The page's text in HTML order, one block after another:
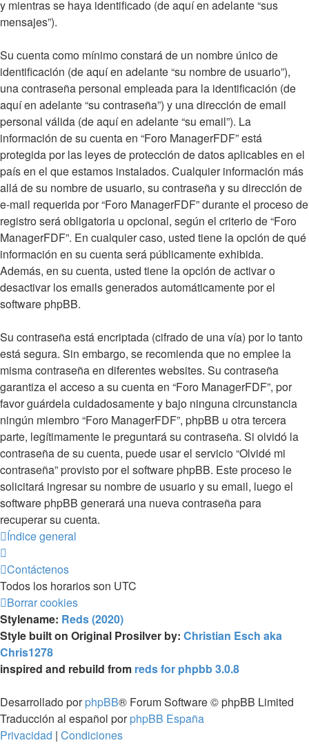
y mientras se haya identificado (de aquí en adelante “sus
mensajes”).
Su cuenta como mínimo constará de un nombre único de
identificación (de aquí en adelante “su nombre de usuario”),
una contraseña personal empleada para la identificación (de
aquí en adelante “su contraseña”) y una dirección de email
personal válida (de aquí en adelante “su email”). La
información de su cuenta en “Foro ManagerFDF” está
protegida por las leyes de protección de datos aplicables en el
país en el que estamos instalados. Cualquier información más
allá de su nombre de usuario, su contraseña y su dirección de
e-mail requerida por “Foro ManagerFDF” durante el proceso de
registro será obligatoria u opcional, según el criterio de “Foro
ManagerFDF”. En cualquier caso, usted tiene la opción de qué
información en su cuenta será públicamente exhibida.
Además, en su cuenta, usted tiene la opción de activar o
desactivar los emails generados automáticamente por el
software phpBB.
Su contraseña está encriptada (cifrado de una vía) por lo tanto
está segura. Sin embargo, se recomienda que no emplee la
misma contraseña en diferentes websites. Su contraseña
garantiza el acceso a su cuenta en “Foro ManagerFDF”, por
favor guárdela cuidadosamente y bajo ninguna circunstancia
ningún miembro “Foro ManagerFDF”, phpBB u otra tercera
parte, legítimamente le preguntará su contraseña. Si olvidó la
contraseña de su cuenta, puede usar el servicio “Olvidé mi
contraseña” provisto por el software phpBB. Este proceso le
solicitará ingresar su nombre de usuario y su email, luego el
software phpBB generará una nueva contraseña para
recuperar su cuenta.
Índice general
Contáctenos
Todos los horarios son UTC
Borrar cookies
Stylename: Reds (2020)
Style built on Original Prosilver by: Christian Esch aka
Chris1278
inspired and rebuild from reds for phpbb 3.0.8
Desarrollado porphpBB® Forum Software © phpBB Limited
Traducción al español porphpBB España
Privacidad | Condiciones